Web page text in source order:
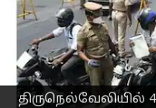
திருநெல்வேலியில்
உரிமம்
மாநகர